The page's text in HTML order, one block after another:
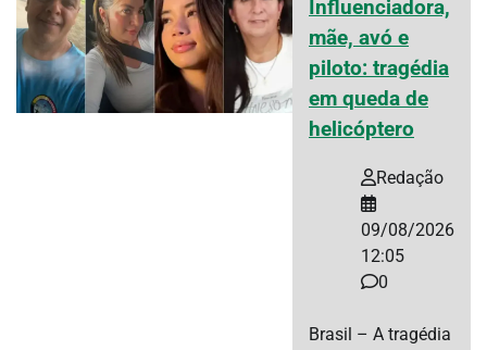
Influenciadora,
mãe, avó e
piloto: tragédia
em queda de
helicóptero
Redação
09/08/2026
12:05
0
Brasil – A tragédia